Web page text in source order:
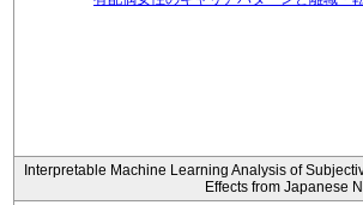
Interpretable Machine Learning Analysis of
Effects from Japanese